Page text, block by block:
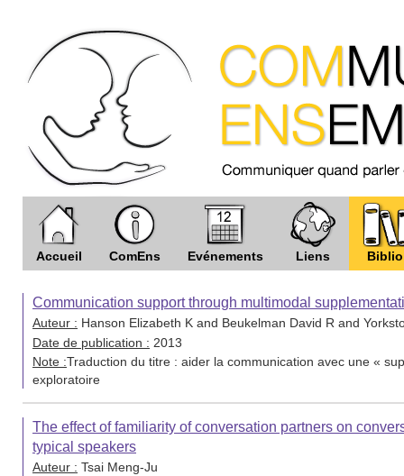
Accueil ComEns Evénements Liens Biblio
Communication support through multimodal
Auteur : Hanson Elizabeth K and Beukelman David R and
Date de publication : 2013
Note :Traduction du titre : aider la communication avec une «
exploratoire
The effect of familiarity of conversation partners on
typical speakers
Auteur : Tsai Meng-Ju